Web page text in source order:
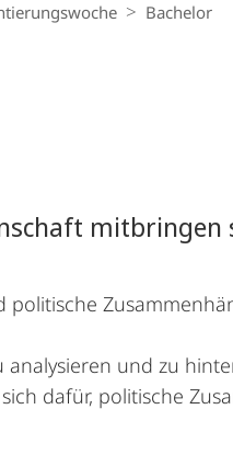
Bachelor
mitbringen
politische
analysieren und zu
dafür, politische